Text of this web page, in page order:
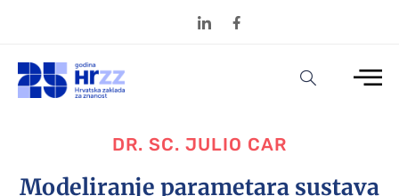
DR. SC. JULIO CAR
Modeliranje parametara sustava